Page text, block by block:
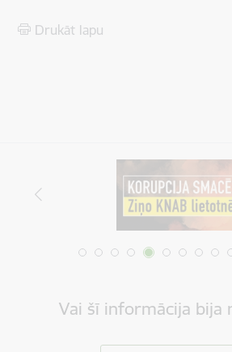
Drukāt lapu
Vai šī informācija bija